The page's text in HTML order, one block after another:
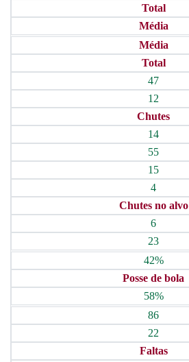
Total
Média
Média
Total
47
12
Chutes
14
55
15
4
Chutes no alvo
6
23
42%
Posse de bola
58%
86
22
Faltas